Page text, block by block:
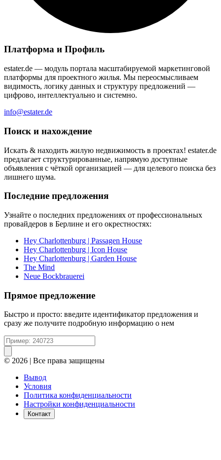
Платформа и Профиль
estater.de — модуль портала масштабируемой маркетинговой
платформы для проектного жилья. Мы переосмысливаем
видимость, логику данных и структуру предложений —
цифрово, интеллектуально и системно.
info@estater.de
Поиск и нахождение
Искать & находить жилую недвижимость в проектах! estater.de
предлагает структурированные, напрямую доступные
объявления с чёткой организацией — для целевого поиска без
лишнего шума.
Последние предложения
Узнайте о последних предложениях от профессиональных
провайдеров в Берлине и его окрестностях:
Hey Charlottenburg | Passagen House
Hey Charlottenburg | Icon House
Hey Charlottenburg | Garden House
The Mind
Neue Bockbrauerei
Прямое предложение
Быстро и просто: введите идентификатор предложения и
сразу же получите подробную информацию о нем
© 2026 | Все права защищены
Вывод
Условия
Политика конфиденциальности
Настройки конфиденциальности
Контакт